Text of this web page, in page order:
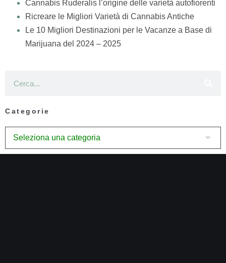
Cannabis Ruderalis l’origine delle varietà autofiorenti
Ricreare le Migliori Varietà di Cannabis Antiche
Le 10 Migliori Destinazioni per le Vacanze a Base di
Marijuana del 2024 – 2025
Categorie